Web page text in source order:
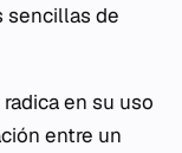
sencillas de
en su uso
entre un